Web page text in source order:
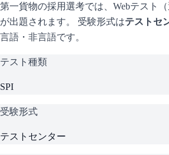
第一貨物の採用選考では、Webテスト
が出題されます。 受験形式はテストセ
言語・非言語です。
テスト種類
SPI
受験形式
テストセンター